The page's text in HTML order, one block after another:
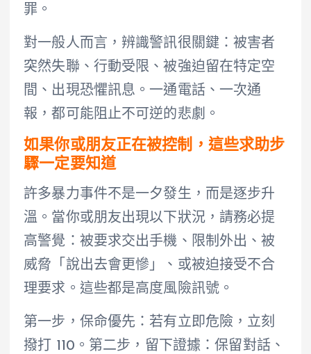
罪。
對一般人而言，辨識警訊很關鍵：被害者
突然失聯、行動受限、被強迫留在特定空
間、出現恐懼訊息。一通電話、一次通
報，都可能阻止不可逆的悲劇。
如果你或朋友正在被控制，這些求助步
驟一定要知道
許多暴力事件不是一夕發生，而是逐步升
溫。當你或朋友出現以下狀況，請務必提
高警覺：被要求交出手機、限制外出、被
威脅「說出去會更慘」、或被迫接受不合
理要求。這些都是高度風險訊號。
第一步，保命優先：若有立即危險，立刻
撥打 110。第二步，留下證據：保留對話、